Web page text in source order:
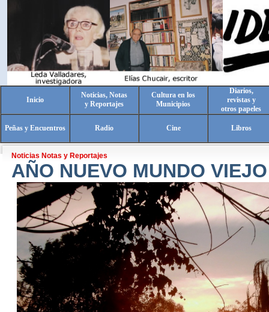
Inicio
Noticias, Notas
y Reportajes
Cultura en los
Municipios
Diarios,
revistas y
otros papeles
Peñas y Encuentros Radio Cine Libros
Noticias Notas y Reportajes
AÑO NUEVO MUNDO VIEJO